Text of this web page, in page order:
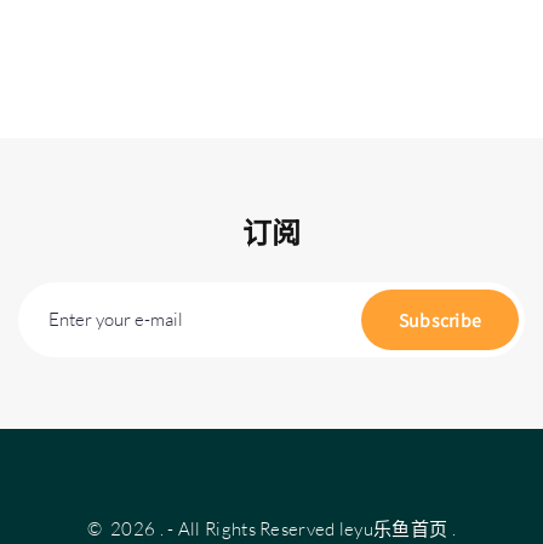
订阅
Enter your e-mail Subscribe
© 2026 .- All Rights Reserved leyu乐鱼首页 .